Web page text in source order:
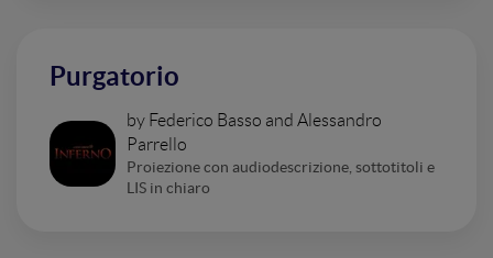
Purgatorio
by Federico Basso and Alessandro
Parrello
Proiezione con audiodescrizione, sottotitoli e
LIS in chiaro